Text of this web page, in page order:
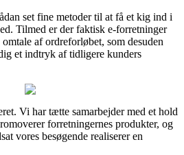
set fine metoder til at få et kig ind i
Tilmed er der faktisk e-forretninger
af ordreforløbet, som desuden
et indtryk af tidligere kunders
Vi har tætte samarbejder med et hold
forretningernes produkter, og
vores besøgende realiserer en